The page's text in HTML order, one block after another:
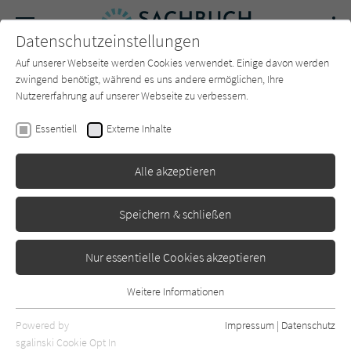
SUCHE Forum Charts Newsletter
Bill Bryson
Standard
nur rezensierte Titel anzeigen
Datenschutzeinstellungen
Auf unserer Webseite werden Cookies verwendet. Einige davon werden
zwingend benötigt, während es uns andere ermöglichen, Ihre
Nutzererfahrung auf unserer Webseite zu verbessern.
Essentiell Externe Inhalte
Alle akzeptieren
Speichern & schließen
Nur essentielle Cookies akzeptieren
Essentielle Cookies werden für grundlegende Funktionen der
Webseite benötigt. Dadurch ist gewährleistet, dass die Webseite
Weitere Informationen
Powered by
sgalinski Cookie Opt In
Impressum | Datenschutz